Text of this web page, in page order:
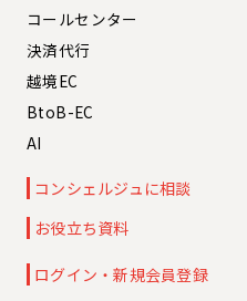
コールセンター
決済代行
越境EC
BtoB-EC
AI
コンシェルジュに相談
お役立ち資料
ログイン・新規会員登録